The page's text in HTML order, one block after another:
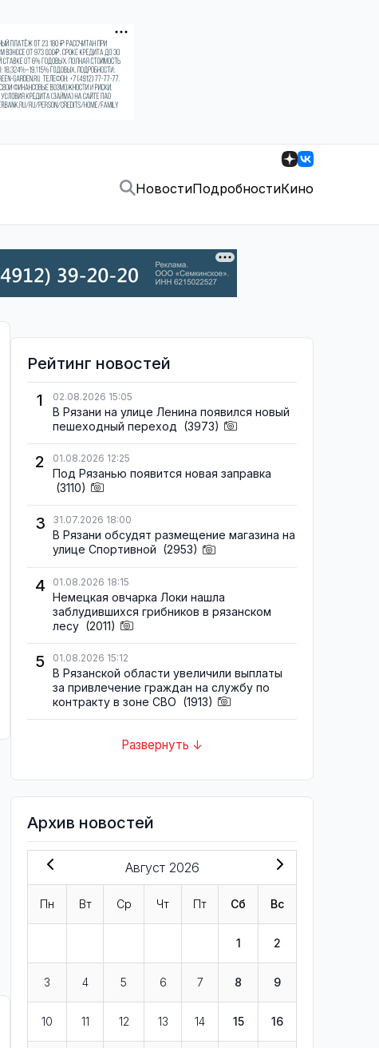
НовостиПодробностиКино
Рейтинг новостей
1
02.08.2026 15:05
В Рязани на улице Ленина появился новый
пешеходный переход (3973)
2 01.08.2026 12:25
Под Рязанью появится новая заправка
(3110)
3 31.07.2026 18:00
В Рязани обсудят размещение магазина на
улице Спортивной (2953)
4 01.08.2026 18:15
Немецкая овчарка Локи нашла
заблудившихся грибников в рязанском
лесу (2011)
5 01.08.2026 15:12
В Рязанской области увеличили выплаты
за привлечение граждан на службу по
контракту в зоне СВО (1913)
Развернуть ↓
Архив новостей
Август 2026
Пн Вт Ср Чт Пт Сб Вс
1 2
3 4 5 6 7 8 9
10 11 12 13 14 15 16